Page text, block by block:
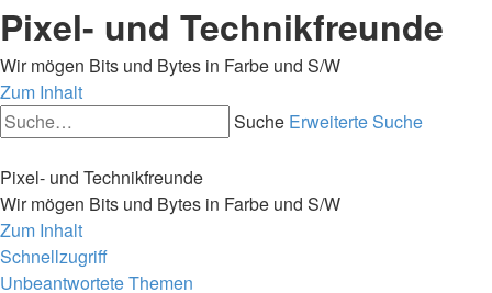
Pixel- und Technikfreunde
Wir mögen Bits und Bytes in Farbe und S/W
Zum Inhalt
Suche Erweiterte Suche
Pixel- und Technikfreunde
Wir mögen Bits und Bytes in Farbe und S/W
Zum Inhalt
Schnellzugriff
Unbeantwortete Themen